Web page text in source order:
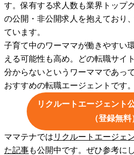
す。保有する求人数も業界トップ
の公開・非公開求人を抱えており
ています。
子育て中のワーママが働きやすい
える可能性も高め。どの転職サイ
分からないというワーママであっ
おすすめの転職エージェントです。
リクルートエージェント
（登録無料
ママテナでは リクルートエージェ
た記事も公開中です。ぜひ参考に